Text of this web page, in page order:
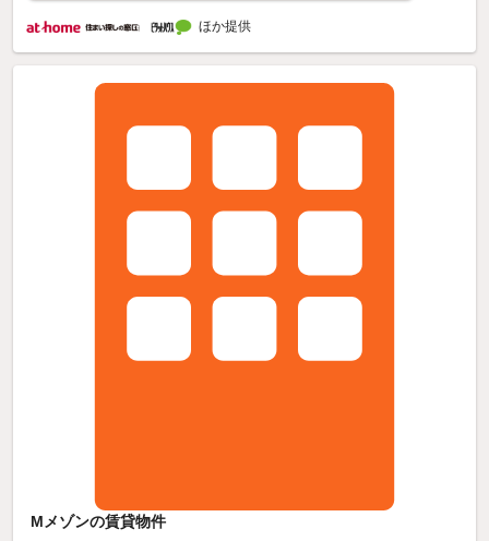
ほか提供
Mメゾンの賃貸物件